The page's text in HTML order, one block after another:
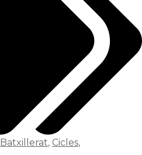
Batxillerat, Cicles,